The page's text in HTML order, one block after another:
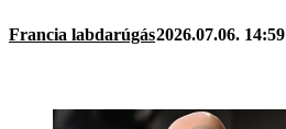
Francia labdarúgás2026.07.06. 14:59